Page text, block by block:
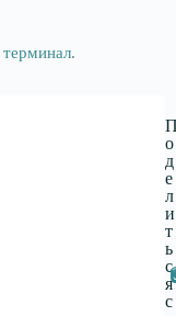
терминал.
о
д
е
л
и
т
ь
с
я
с